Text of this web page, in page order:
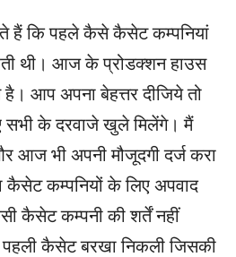
हैं कि पहले कैसे कैसेट कम्पनियां
थी। आज के प्रोडक्शन हाउस
आप अपना बेहत्तर दीजिये तो
सभी के दरवाजे खुले मिलेंगे। मैं
आज भी अपनी मौजूदगी दर्ज करा
कैसेट कम्पनियों के लिए अपवाद
कैसेट कम्पनी की शर्तें नहीं
पहली कैसेट बरखा निकली जिसकी